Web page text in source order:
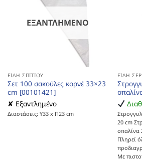
ΕΞΑΝΤΛΗΜΈΝΟ
ΕΊΔΗ ΣΠΙΤΙΟΎ
Σετ 100 σακούλες κορνέ 33×23
cm [00101421]
✘ Εξαντλημένο
Διαστάσεις: Υ33 x Π23 cm
ΕΊΔΗ
20 cm
οπαλίνα
Πληρεί
Με